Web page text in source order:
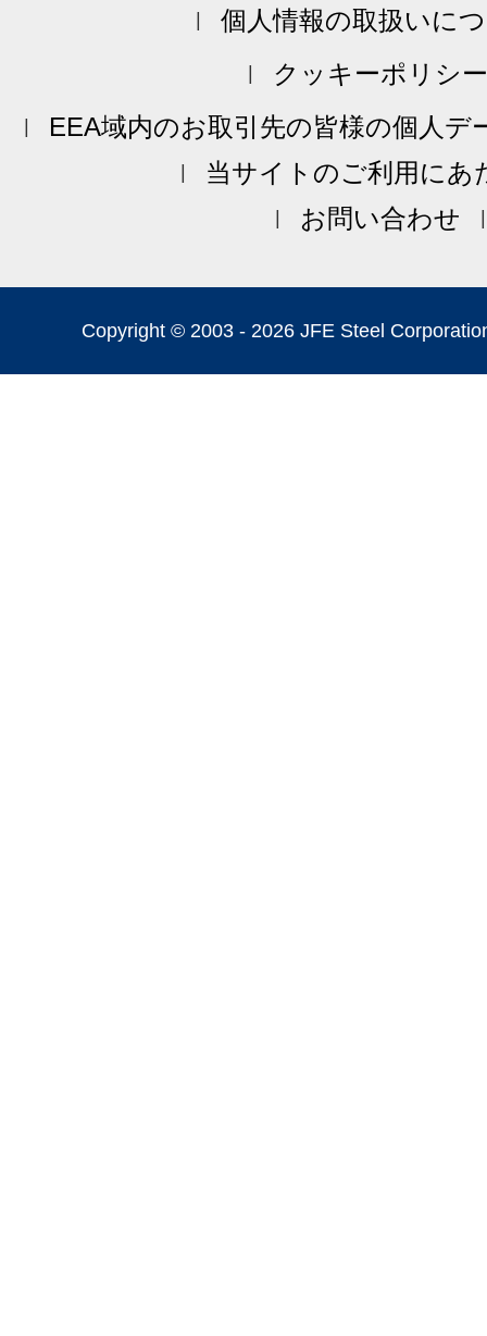
個人情報の取扱いに
クッキーポリシー
EEA域内のお取引先の皆様の個人デ
当サイトのご利用にあ
お問い合わせ
Copyright © 2003 - 2026 JFE Steel